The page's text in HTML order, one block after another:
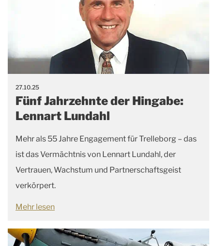
27.10.25
Fünf Jahrzehnte der Hingabe:
Lennart Lundahl
Mehr als 55 Jahre Engagement für Trelleborg – das
ist das Vermächtnis von Lennart Lundahl, der
Vertrauen, Wachstum und Partnerschaftsgeist
verkörpert.
Mehr lesen